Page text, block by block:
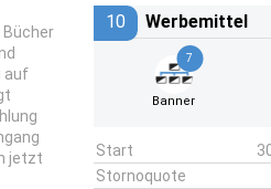
Bücher
auf
jetzt
10 Werbemittel
7
Banner
Start
Stornoquote